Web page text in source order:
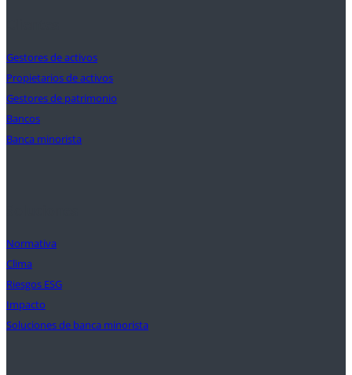
Gestores de activos
Propietarios de activos
Gestores de patrimonio
Bancos
Banca minorista
Normativa
Clima
Riesgos ESG
Impacto
Soluciones de banca minorista